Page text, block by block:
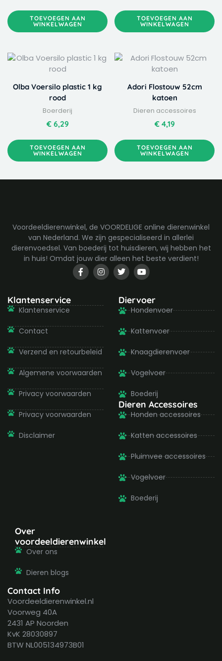
TOEVOEGEN AAN
WINKELWAGEN
TOEVOEGEN AAN
WINKELWAGEN
Olba Voersilo plastic 1 kg
rood
Boerderij
€6,29
TOEVOEGEN AAN
WINKELWAGEN
Adori Flostouw 52cm
katoen
Dieren accessoires
€4,19
TOEVOEGEN AAN
WINKELWAGEN
Voordeeldierenwinkel, de VOORDELIGE online dierenwinkel
van Nederland. We zijn gespecialiseerd in allerlei
dierenvoedsel. Van boederij tot huisdieren, wij hebben het
in huis! Omdat jouw dier alleen het beste verdient!
F
a
c
o
I
n
s
g
T
w
i
t
e
r
Y
o
u
u
b
e
Klantenservice
Klantenservice
Contact
Verzend en retourbeleid
Algemene voorwaarden
Privacy voorwaarden
Privacy voorwaarden
Disclaimer
Diervoer
Hondenvoer
Kattenvoer
Knaagdierenvoer
Vogelvoer
Boederij
Dieren Accessoires
Honden accessoires
Katten accessoires
Pluimvee accessoires
Vogelvoer
Boederij
Over
voordeeldierenwinkel
Over ons
Dieren blogs
Contact Info
Voordeeldierenwinkel.nl
Voorweg 40A
2431 AP Noorden
KvK 28030897
BTW NL005134973B01